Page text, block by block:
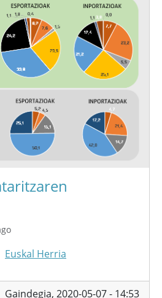
Euskal Herria
Gaindegia, 2020-05-07 - 14:53